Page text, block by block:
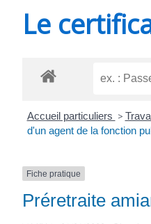
THÉNAC
Le
Accueil particuliers >
d'un agent de la fonction
Fiche pratique
Préretraite